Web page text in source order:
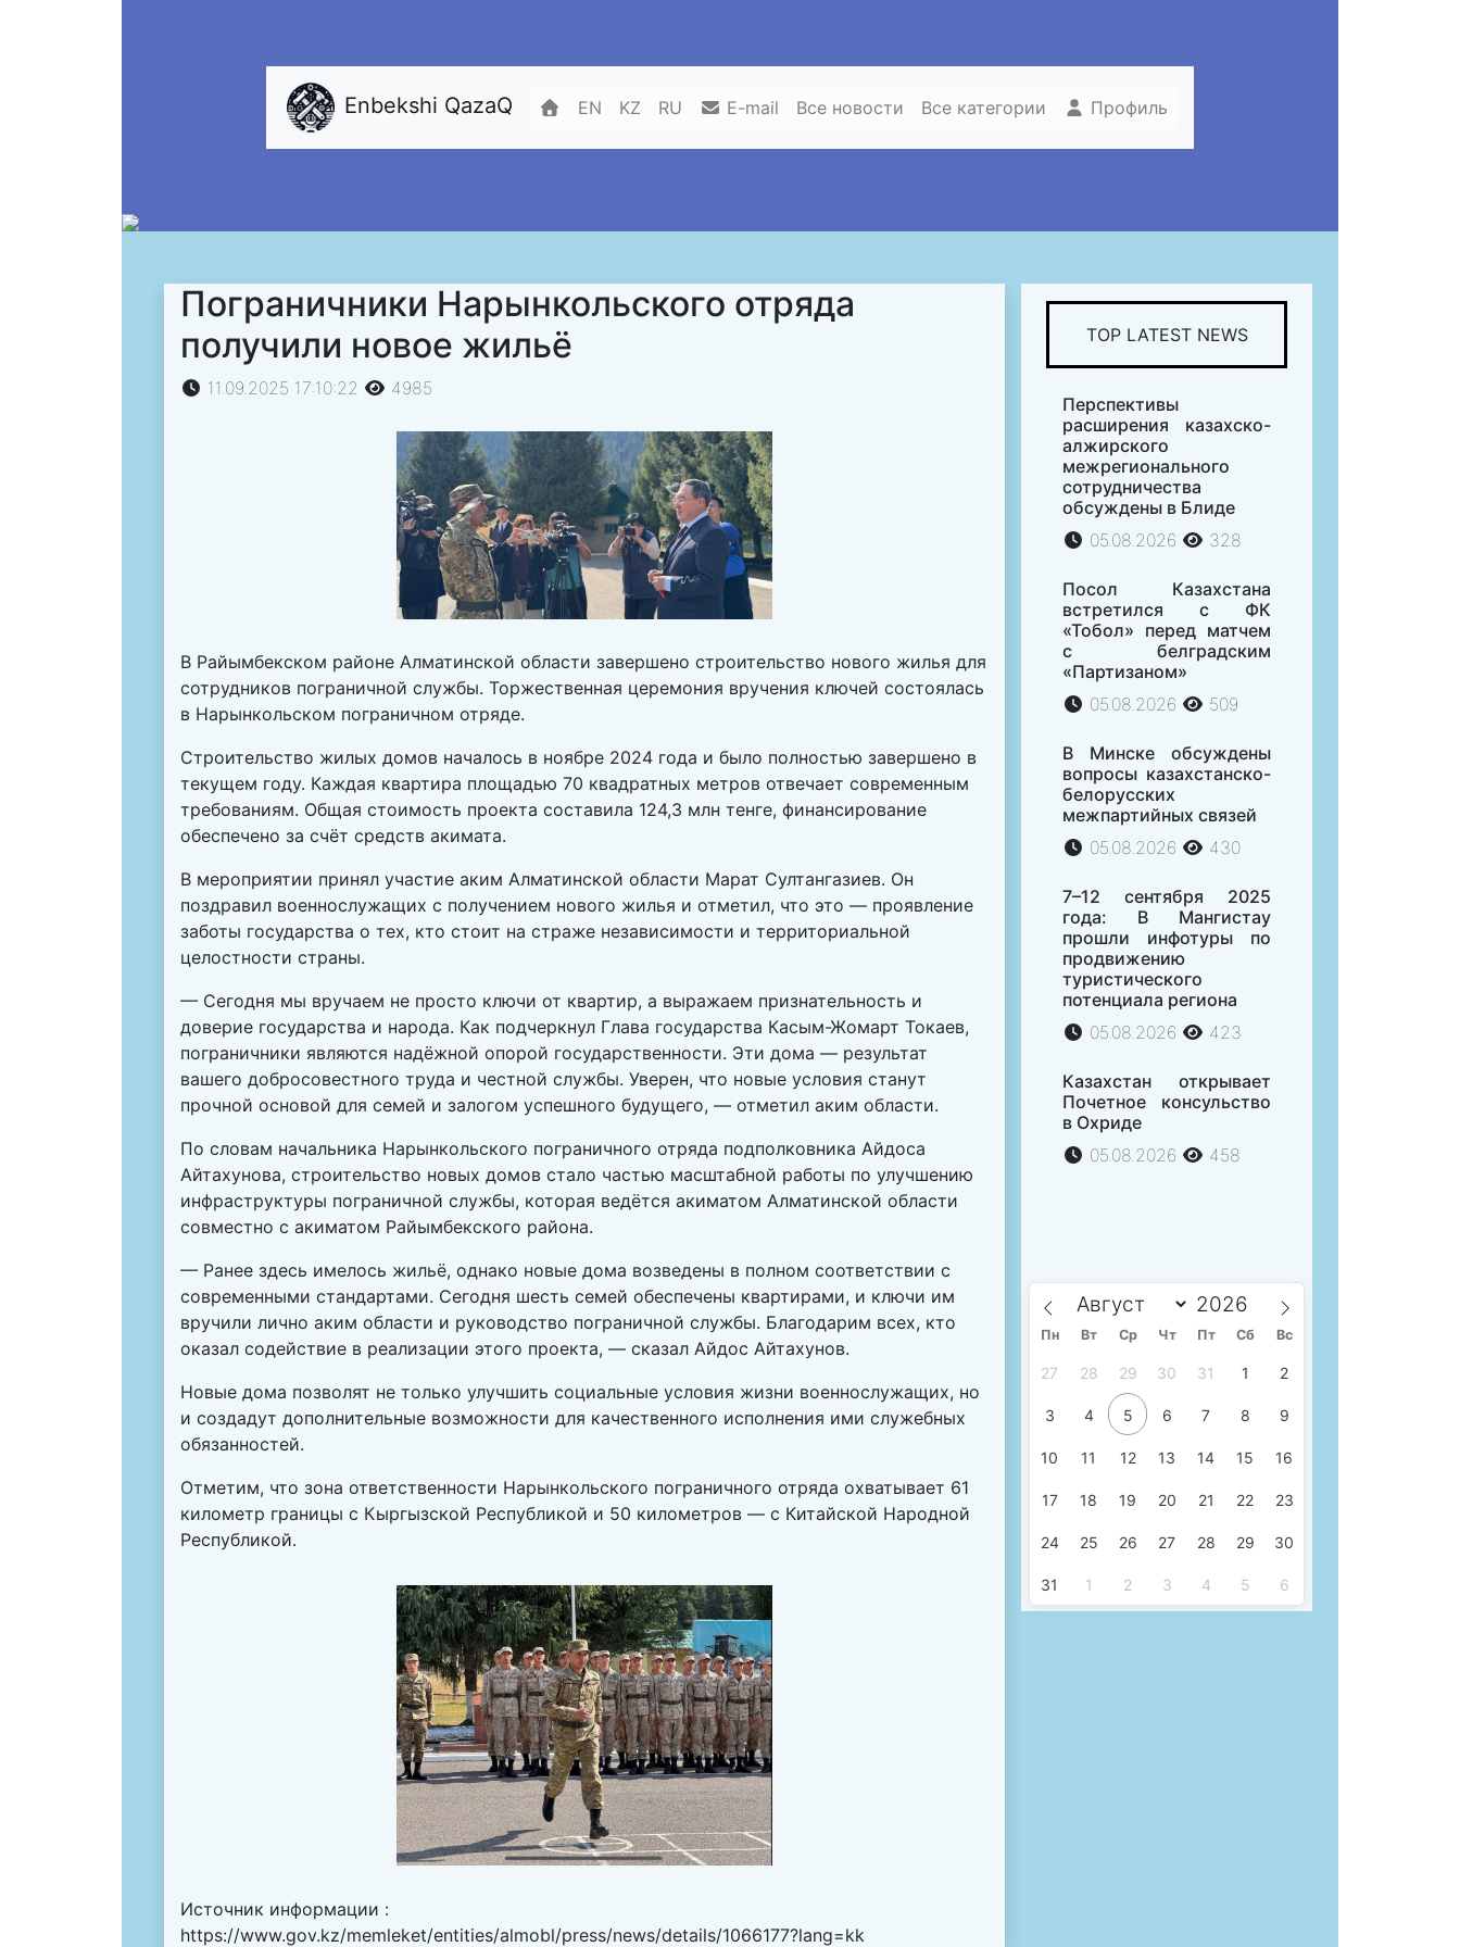
Enbekshi QazaQ EN KZ RU E-mail Все новости Все категории Профиль
Пограничники Нарынкольского отряда
получили новое жильё
11.09.2025 17:10:22 4985
В Райымбекском районе Алматинской области завершено строительство нового жилья для
сотрудников пограничной службы. Торжественная церемония вручения ключей состоялась
в Нарынкольском пограничном отряде.
Строительство жилых домов началось в ноябре 2024 года и было полностью завершено в
текущем году. Каждая квартира площадью 70 квадратных метров отвечает современным
требованиям. Общая стоимость проекта составила 124,3 млн тенге, финансирование
обеспечено за счёт средств акимата.
В мероприятии принял участие аким Алматинской области Марат Султангазиев. Он
поздравил военнослужащих с получением нового жилья и отметил, что это — проявление
заботы государства о тех, кто стоит на страже независимости и территориальной
целостности страны.
— Сегодня мы вручаем не просто ключи от квартир, а выражаем признательность и
доверие государства и народа. Как подчеркнул Глава государства Касым-Жомарт Токаев,
пограничники являются надёжной опорой государственности. Эти дома — результат
вашего добросовестного труда и честной службы. Уверен, что новые условия станут
прочной основой для семей и залогом успешного будущего, — отметил аким области.
По словам начальника Нарынкольского пограничного отряда подполковника Айдоса
Айтахунова, строительство новых домов стало частью масштабной работы по улучшению
инфраструктуры пограничной службы, которая ведётся акиматом Алматинской области
совместно с акиматом Райымбекского района.
— Ранее здесь имелось жильё, однако новые дома возведены в полном соответствии с
современными стандартами. Сегодня шесть семей обеспечены квартирами, и ключи им
вручили лично аким области и руководство пограничной службы. Благодарим всех, кто
оказал содействие в реализации этого проекта, — сказал Айдос Айтахунов.
Новые дома позволят не только улучшить социальные условия жизни военнослужащих, но
и создадут дополнительные возможности для качественного исполнения ими служебных
обязанностей.
Отметим, что зона ответственности Нарынкольского пограничного отряда охватывает 61
километр границы с Кыргызской Республикой и 50 километров — с Китайской Народной
Республикой.
Источник информации :
https://www.gov.kz/memleket/entities/almobl/press/news/details/1066177?lang=kk
TOP LATEST NEWS
Перспективы
расширения казахско-
алжирского
межрегионального
сотрудничества
обсуждены в Блиде
05.08.2026
328
Посол Казахстана
встретился с ФК
«Тобол» перед матчем
с белградским
«Партизаном»
05.08.2026
509
В Минске обсуждены
вопросы казахстанско-
белорусских
межпартийных связей
05.08.2026
430
7–12 сентября 2025
года: В Мангистау
прошли инфотуры по
продвижению
туристического
потенциала региона
05.08.2026
423
Казахстан открывает
Почетное консульство
в Охриде
05.08.2026
458
Пн Вт Ср Чт Пт Сб Вс
27 28 29 30 31 1 2
3 4 5 6 7 8 9
10 11 12 13 14 15 16
17 18 19 20 21 22 23
24 25 26 27 28 29 30
31 1 2 3 4 5 6